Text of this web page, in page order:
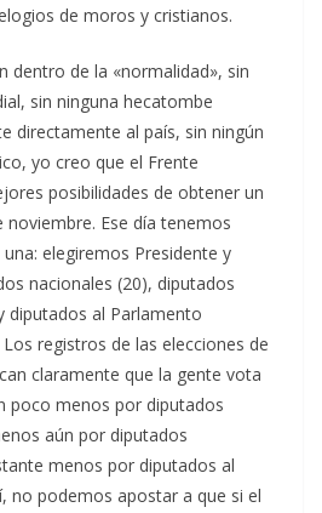
de moros y cristianos.
dentro de la «normalidad», sin
sin ninguna hecatombe
directamente al país, sin ningún
yo creo que el Frente
posibilidades de obtener un
Ese día tenemos
elegiremos Presidente y
nacionales (20), diputados
diputados al Parlamento
registros de las elecciones de
claramente que la gente vota
poco menos por diputados
aún por diputados
menos por diputados al
no podemos apostar a que si el